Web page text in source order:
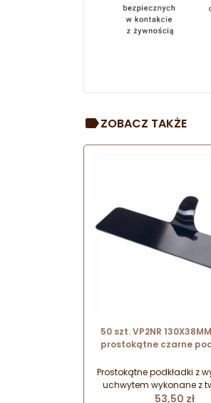
ZOBACZ TAKŻE
50 szt. VP2NR
prostokątne czarne
monoporcji
Prostokątne podkładki z
uchwytem wykonane z
przeznaczonego do
Cena
53,50 zł